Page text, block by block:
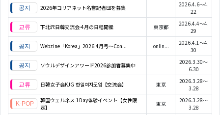
2026年コリアネット名誉記者団を募集
2026.4.6～4.
22
下北沢日韓交流会-4月の日程開催 東京都
2026.4.4～4.
29
Webzine「Korea」2026 4月号～Con... onlin...
2026.4.1～4.
30
ソウルデザインアワード2026参加者募集中
2026.3.30～
6.30
日韓女子会KJG 한일여자모임【交流会】 東京
2026.3.28～
3.28
韓国ウェルネス 1Day体験イベント【女性限
定】
東京
2026.3.28～
3.28